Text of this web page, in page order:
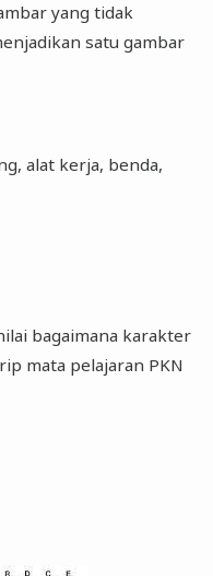
yang tidak
satu gambar
alat kerja, benda,
bagaimana karakter
mata pelajaran PKN